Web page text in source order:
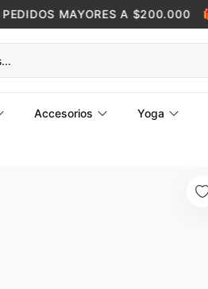
MAYORES A $200.000 🎁
Accesorios Yoga